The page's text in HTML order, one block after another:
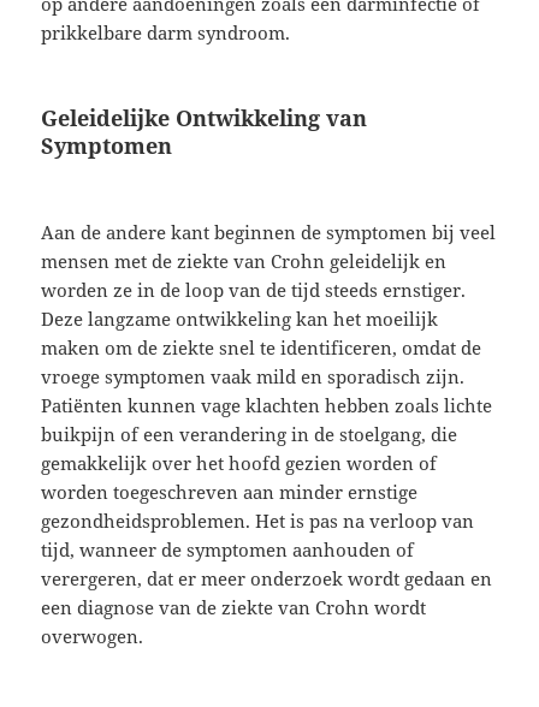
prikkelbare darm syndroom.
Geleidelijke Ontwikkeling van
Symptomen
Aan de andere kant beginnen de symptomen bij veel
mensen met de ziekte van Crohn geleidelijk en
worden ze in de loop van de tijd steeds ernstiger.
Deze langzame ontwikkeling kan het moeilijk
maken om de ziekte snel te identificeren, omdat de
vroege symptomen vaak mild en sporadisch zijn.
Patiënten kunnen vage klachten hebben zoals lichte
buikpijn of een verandering in de stoelgang, die
gemakkelijk over het hoofd gezien worden of
worden toegeschreven aan minder ernstige
gezondheidsproblemen. Het is pas na verloop van
tijd, wanneer de symptomen aanhouden of
verergeren, dat er meer onderzoek wordt gedaan en
een diagnose van de ziekte van Crohn wordt
overwogen.